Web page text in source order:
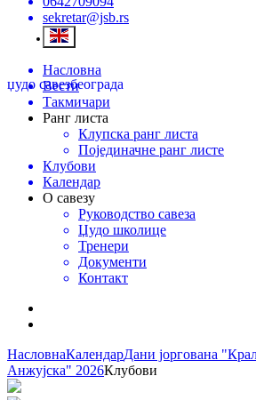
sekretar@jsb.rs
џудо савезбеограда
Насловна
Вести
Такмичари
Ранг листа
Клупска ранг листа
Појединачне ранг листе
Клубови
Календар
О савезу
Руководство савеза
Џудо школице
Тренери
Документи
Контакт
НасловнаКалендарДани јоргована
Анжујска" 2026Клубови